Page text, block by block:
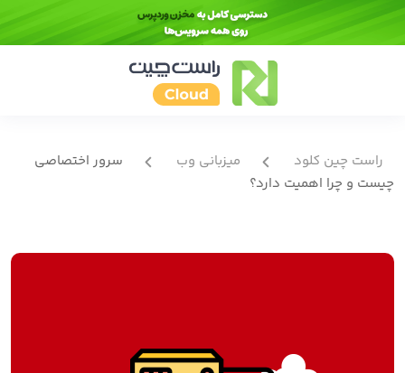
راست چین کلود میزبانی وب
سرور اختصاصی
چیست و چرا اهمیت دارد؟